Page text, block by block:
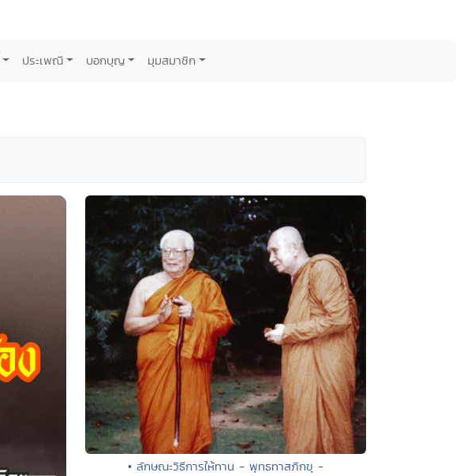
ประเพณี บอกบุญ มุมสมาชิก
• ลักษณะวิธีการให้ทาน - พุทธทาสภิกขุ -